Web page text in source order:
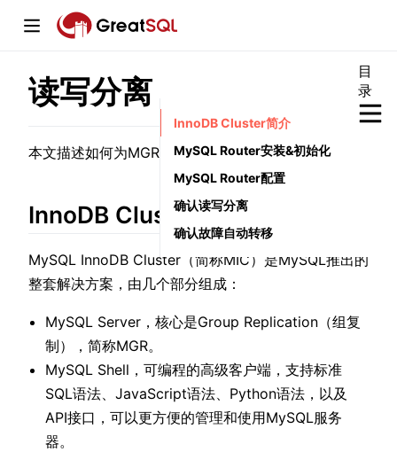
读写分离
本文描述如何为MGR集群构建读写分离方案。
InnoDB Cluster简介
MySQL InnoDB Cluster（简称MIC）是MySQL推出的
整套解决方案，由几个部分组成：
MySQL Server，核心是Group Replication（组复
制），简称MGR。
MySQL Shell，可编程的高级客户端，支持标准
SQL语法、JavaScript语法、Python语法，以及
API接口，可以更方便的管理和使用MySQL服务
器。
目
录
InnoDB Cluster简介
MySQL Router安装&初始化
MySQL Router配置
确认读写分离
确认故障自动转移